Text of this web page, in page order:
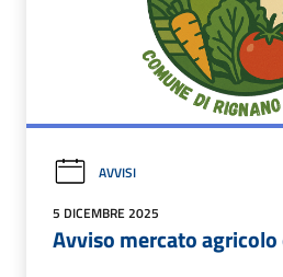
AVVISI
5 DICEMBRE 2025
Avviso mercato